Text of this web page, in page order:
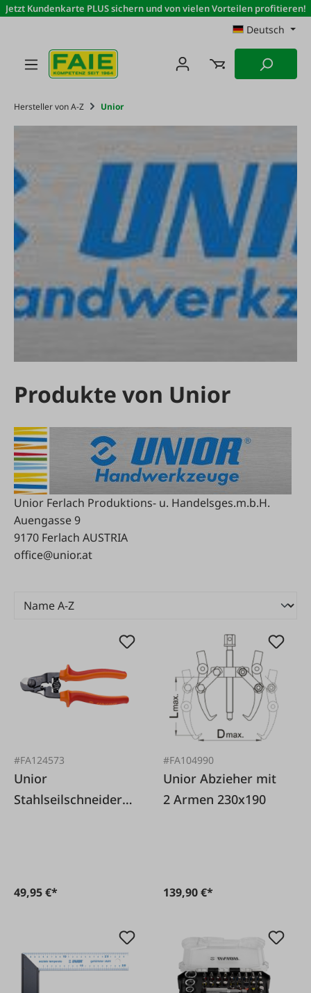
Zum Hauptinhalt springen
Jetzt Kundenkarte PLUS sichern und von vielen Vorteilen profitieren!
Deutsch
Hersteller von A-Z Unior
Produkte von Unior
Unior Ferlach Produktions- u. Handelsges.m.b.H.
Auengasse 9
9170 Ferlach AUSTRIA
office@unior.at
#FA124573
Unior
Stahlseilschneider
49,95 €*
#FA104990
Unior Abzieher mit
2 Armen 230x190
139,90 €*